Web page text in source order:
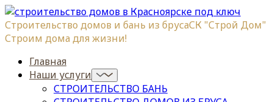
Строительство домов и бань из брусаСК "Строй Дом"
Строим дома для жизни!
Главная
Наши услуги
СТРОИТЕЛЬСТВО БАНЬ